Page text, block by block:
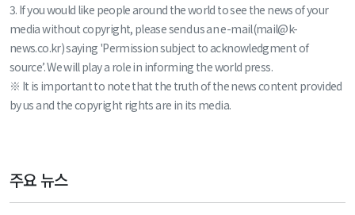
3. If you would like people around the world to see the news of your
media without copyright, please send us an e-mail(mail@k-
news.co.kr) saying 'Permission subject to acknowledgment of
source’. We will play a role in informing the world press.
※ It is important to note that the truth of the news content provided
by us and the copyright rights are in its media.
주요 뉴스